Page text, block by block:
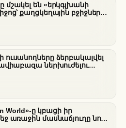
են «երկգլխանի
քաղցկեղային բջիջները
համար
ձերբակալվել
ներխուժելու
World»-ը կբացի իր
առաջին մասնաճյուղը նոր
մարզադաշտում